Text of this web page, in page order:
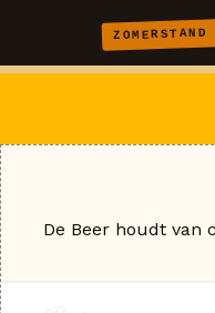
ZOMERSTAND
De Beer houdt van